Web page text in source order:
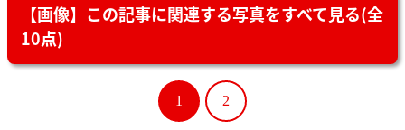
【画像】この記事に関連する写真をすべて見る(全
10点)
1 2